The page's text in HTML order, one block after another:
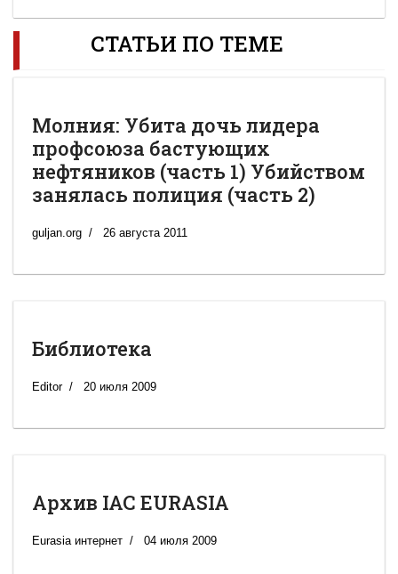
СТАТЬИ ПО ТЕМЕ
Молния: Убита дочь лидера
профсоюза бастующих
нефтяников (часть 1) Убийством
занялась полиция (часть 2)
guljan.org 26 августа 2011
Библиотека
Editor 20 июля 2009
Архив IAC EURASIA
Eurasia интернет 04 июля 2009